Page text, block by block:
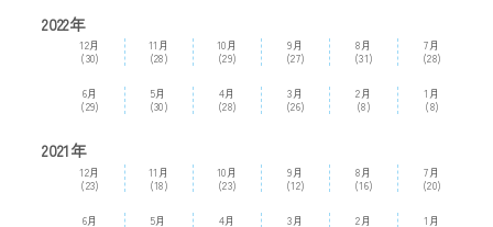
2022年
12月
(30)
11月
(28)
10月
(29)
9月
(27)
8月
(31)
7月
(28)
6月
(29)
5月
(30)
4月
(28)
3月
(26)
2月
(8)
1月
(8)
2021年
12月
(23)
11月
(18)
10月
(23)
9月
(12)
8月
(16)
7月
(20)
6月
5月
4月
3月
2月
1月